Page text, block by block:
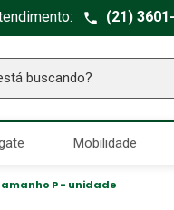
(21)
buscando?
Mobilidade
P - unidade
BUSCADOS